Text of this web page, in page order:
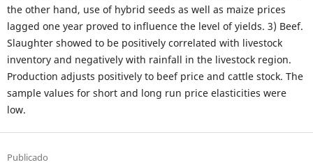
the other hand, use of hybrid seeds as well as maize prices
lagged one year proved to influence the level of yields. 3) Beef.
Slaughter showed to be positively correlated with livestock
inventory and negatively with rainfall in the livestock region.
Production adjusts positively to beef price and cattle stock. The
sample values for short and long run price elasticities were
low.
Publicado